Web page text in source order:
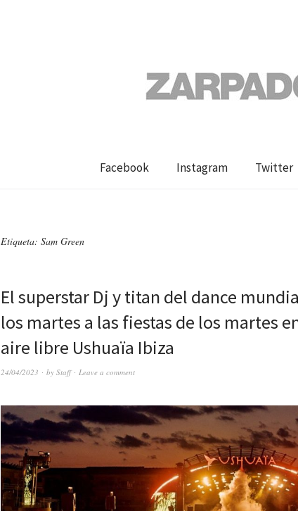
Facebook Instagram Twitter
Etiqueta: Sam Green
El superstar Dj y titan del dance
los martes a las fiestas de los martes
aire libre Ushuaïa Ibiza
24/04/2023 by Staff Leave a comment